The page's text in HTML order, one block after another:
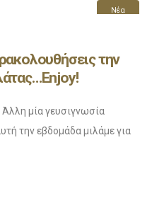
Νέα
την
μία γευσιγνωσία
την εβδομάδα μιλάμε για
και stay tuned